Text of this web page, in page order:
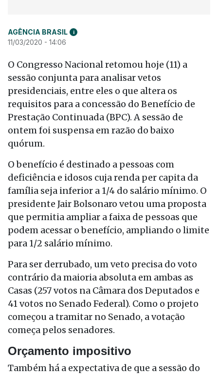
AGÊNCIA BRASIL i
11/03/2020 - 14:06
O Congresso Nacional retomou hoje (11) a
sessão conjunta para analisar vetos
presidenciais, entre eles o que altera os
requisitos para a concessão do Benefício de
Prestação Continuada (BPC). A sessão de
ontem foi suspensa em razão do baixo
quórum.
O benefício é destinado a pessoas com
deficiência e idosos cuja renda per capita da
família seja inferior a 1/4 do salário mínimo. O
presidente Jair Bolsonaro vetou uma proposta
que permitia ampliar a faixa de pessoas que
podem acessar o benefício, ampliando o limite
para 1/2 salário mínimo.
Para ser derrubado, um veto precisa do voto
contrário da maioria absoluta em ambas as
Casas (257 votos na Câmara dos Deputados e
41 votos no Senado Federal). Como o projeto
começou a tramitar no Senado, a votação
começa pelos senadores.
Orçamento impositivo
Também há a expectativa de que a sessão do